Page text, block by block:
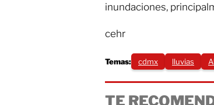
inundaciones,
cehr
Temas: cdmx lluvias
TE